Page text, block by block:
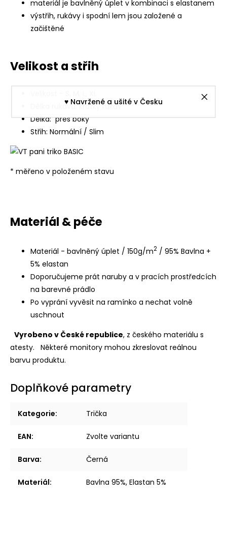
♥︎ Navržené a ušité v Česku
materiál je bavlněný úplet v kombinaci s elastanem
výstřih, rukávy i spodní lem jsou založené a
začištěné
Velikost a střih
Délka rukávu: krátký rukáv
Délka: přes boky
Střih: Normální / Slim
* měřeno v položeném stavu
Materiál & péče
Materiál - bavlněný úplet / 150g/m2 / 95% Bavlna +
5% elastan
Doporučujeme prát naruby a v pracích prostředcích
na barevné prádlo
Po vyprání vyvěsit na ramínko a nechat volně
uschnout
Vyrobeno v České republice, z českého materiálu s
atesty.
Některé monitory mohou zkreslovat reálnou
barvu produktu.
Doplňkové parametry
Kategorie: Trička
EAN: Zvolte variantu
Barva: Černá
Materiál: Bavlna 95%, Elastan 5%